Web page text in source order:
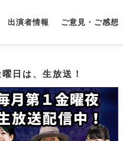
出演者情報 ご意見・ご感想
日は、生放送！